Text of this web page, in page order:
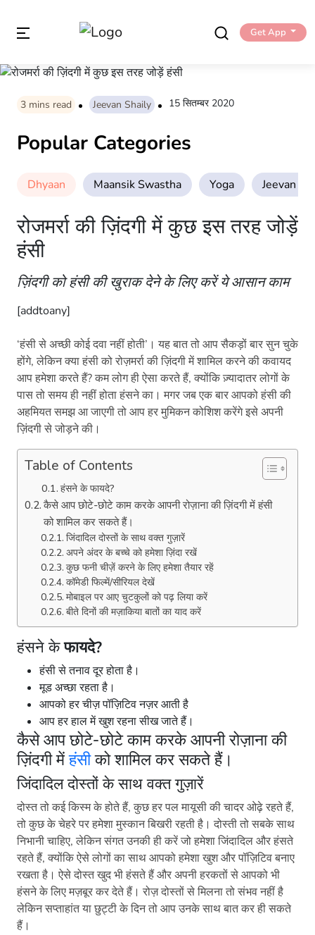
Get App
3 mins read Jeevan Shaily 15 सितम्बर 2020
Popular Categories
Dhyaan Maansik Swastha Yoga Jeevan
रोजमर्रा की ज़िंदगी में कुछ इस तरह जोड़ें
हंसी
ज़िंदगी को हंसी की खुराक देने के लिए करें ये आसान काम
[addtoany]
‘हंसी से अच्छी कोई दवा नहीं होती’। यह बात तो आप सैकड़ों बार सुन चुके
होंगे, लेकिन क्या हंसी को रोज़मर्रा की ज़िंदगी में शामिल करने की कवायद
आप हमेशा करते हैं? कम लोग ही ऐसा करते हैं, क्योंकि ज़्यादातर लोगों के
पास तो समय ही नहीं होता हंसने का। मगर जब एक बार आपको हंसी की
अहमियत समझ आ जाएगी तो आप हर मुमिकन कोशिश करेंगे इसे अपनी
ज़िंदगी से जोड़ने की।
Table of Contents
हंसने के फायदे?
कैसे आप छोटे-छोटे काम करके आपनी रोज़ाना की ज़िंदगी में हंसी
को शामिल कर सकते हैं।
जिंदादिल दोस्तों के साथ वक्त गुज़ारें
अपने अंदर के बच्चे को हमेशा ज़िंदा रखें
कुछ फनी चीज़ें करने के लिए हमेशा तैयार रहें
कॉमेडी फिल्में/सीरियल देखें
मोबाइल पर आए चुटकुलों को पढ़ लिया करें
बीते दिनों की मज़ाकिया बातों का याद करें
हंसने केफायदे?
हंसी से तनाव दूर होता है।
मूड अच्छा रहता है।
आपको हर चीज़ पॉज़िटिव नज़र आती है
आप हर हाल में खुश रहना सीख जाते हैं।
कैसे आप छोटे-छोटे काम करके आपनी रोज़ाना की
ज़िंदगी मेंहंसीको शामिल कर सकते हैं।
जिंदादिल दोस्तों के साथ वक्त गुज़ारें
दोस्त तो कई किस्म के होते हैं, कुछ हर पल मायूसी की चादर ओढ़े रहते हैं,
तो कुछ के चेहरे पर हमेशा मुस्कान बिखरी रहती है। दोस्ती तो सबके साथ
निभानी चाहिए, लेकिन संगत उनकी ही करें जो हमेशा जिंदादिल और हंसते
रहते हैं, क्योंकि ऐसे लोगों का साथ आपको हमेशा खुश और पॉज़िटिव बनाए
रखता है। ऐसे दोस्त खुद भी हंसते हैं और अपनी हरकतों से आपको भी
हंसने के लिए मज़बूर कर देते हैं। रोज़ दोस्तों से मिलना तो संभव नहीं है
लेकिन सप्ताहांत या छुट्टी के दिन तो आप उनके साथ बात कर ही सकते
हैं।